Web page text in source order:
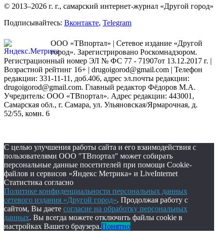
© 2013–2026 г. г., самарский интернет-журнал «Другой город»
Подписывайтесь: Вконтакте, Telegram
ООО «ТВпортал» | Сетевое издание «Другой
город». Зарегистрировано Роскомнадзором.
Регистрационный номер ЭЛ № ФС 77 - 71907от 13.12.2017 г. |
Возрастной рейтинг 16+ | drugoigorod@gmail.com | Телефон
редакции: 331-11-11, доб.406, адрес эл.почты редакции:
drugoigorod@gmail.com. Главный редактор Фёдоров М.А.
Учредитель: ООО «ТВпортал». Адрес редакции: 443001,
Самарская обл., г. Самара, ул. Ульяновская/Ярмарочная, д.
52/55, комн. 6
С целью улучшения работы сайта и его взаимодействия с
пользователями ООО "ТВпортал" может собирать
персональные данные посетителей при помощи Cookie-
файлов и сервисов «Яндекс Метрика» и LiveInternet
Статистика согласно
Политике конфиденциальности персональных данных
сетевого издания «Другой город». Продолжая работу с
сайтом, Вы даете согласие на обработку персональных
данных. Вы всегда можете отключить файлы cookie в
настройках Вашего браузера.Понятно